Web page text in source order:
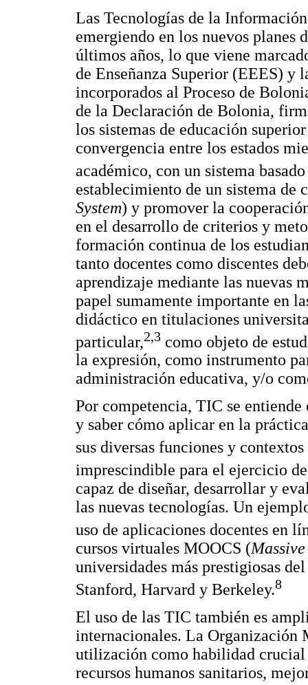
Las Tecnologías de la
emergiendo en los nuevos planes
últimos años, lo que viene
de Enseñanza Superior (EEES) y
incorporados al Proceso de
de la Declaración de Bolonia,
los sistemas de educación
convergencia entre los estados
académico, con un sistema
establecimiento de un sistema de
System) y promover la
en el desarrollo de criterios y
formación continua de los
tanto docentes como discentes
aprendizaje mediante las nuevas
papel sumamente importante en
didáctico en titulaciones
particular,2,3 como objeto de
la expresión, como instrumento
administración educativa, y/o
Por competencia, TIC se
y saber cómo aplicar en la
sus diversas funciones y
imprescindible para el ejercicio
capaz de diseñar, desarrollar y
las nuevas tecnologías. Un
uso de aplicaciones docentes en
cursos virtuales MOOCS (
universidades más prestigiosas
Stanford, Harvard y Berkeley.8
El uso de las TIC también es
internacionales. La Organización
utilización como habilidad
recursos humanos sanitarios,